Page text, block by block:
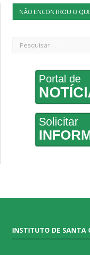
NÃO ENCONTROU O
Portal de
Solicitar
INSTITUTO DE SANTA